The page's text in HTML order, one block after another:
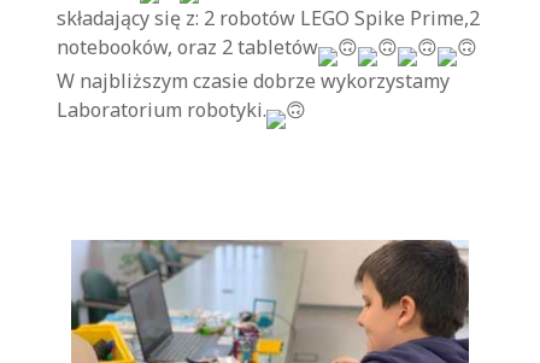
składający się z: 2 robotów LEGO Spike Prime,2
notebooków, oraz 2 tabletów
W najbliższym czasie dobrze wykorzystamy
Laboratorium robotyki.